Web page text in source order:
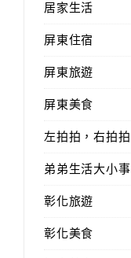
居家生活
屏東住宿
屏東旅遊
屏東美食
左拍拍，右拍拍
弟弟生活大小事
彰化旅遊
彰化美食